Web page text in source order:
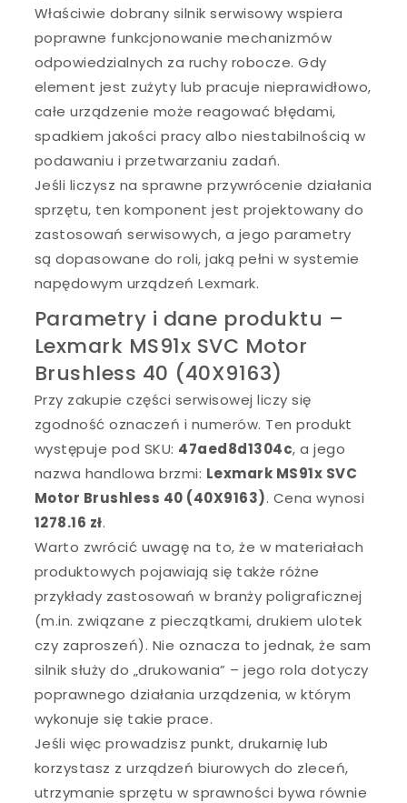
Właściwie dobrany silnik serwisowy wspiera
poprawne funkcjonowanie mechanizmów
odpowiedzialnych za ruchy robocze. Gdy
element jest zużyty lub pracuje nieprawidłowo,
całe urządzenie może reagować błędami,
spadkiem jakości pracy albo niestabilnością w
podawaniu i przetwarzaniu zadań.
Jeśli liczysz na sprawne przywrócenie działania
sprzętu, ten komponent jest projektowany do
zastosowań serwisowych, a jego parametry
są dopasowane do roli, jaką pełni w systemie
napędowym urządzeń Lexmark.
Parametry i dane produktu –
Lexmark MS91x SVC Motor
Brushless 40 (40X9163)
Przy zakupie części serwisowej liczy się
zgodność oznaczeń i numerów. Ten produkt
występuje pod SKU: 47aed8d1304c, a jego
nazwa handlowa brzmi: Lexmark MS91x SVC
Motor Brushless 40 (40X9163). Cena wynosi
1278.16 zł.
Warto zwrócić uwagę na to, że w materiałach
produktowych pojawiają się także różne
przykłady zastosowań w branży poligraficznej
(m.in. związane z pieczątkami, drukiem ulotek
czy zaproszeń). Nie oznacza to jednak, że sam
silnik służy do „drukowania” – jego rola dotyczy
poprawnego działania urządzenia, w którym
wykonuje się takie prace.
Jeśli więc prowadzisz punkt, drukarnię lub
korzystasz z urządzeń biurowych do zleceń,
utrzymanie sprzętu w sprawności bywa równie